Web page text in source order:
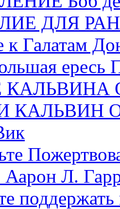
ДЛЯ
к Галатам
ересь
КАЛЬВИН
Аарон Л.